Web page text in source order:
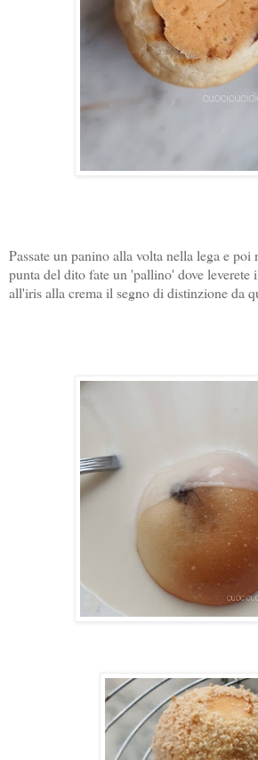
Passate un panino alla volta nella lega e poi
punta del dito fate un 'pallino' dove leverete
all'iris alla crema il segno di distinzione da